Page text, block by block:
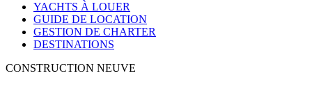
YACHTS À LOUER
GUIDE DE LOCATION
GESTION DE CHARTER
DESTINATIONS
CONSTRUCTION NEUVE